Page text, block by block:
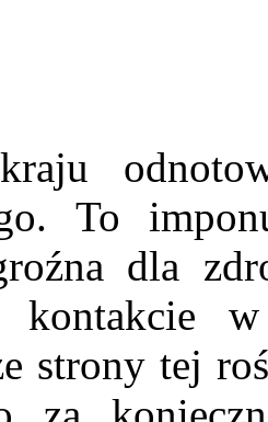
To
dla
kontakcie
strony tej